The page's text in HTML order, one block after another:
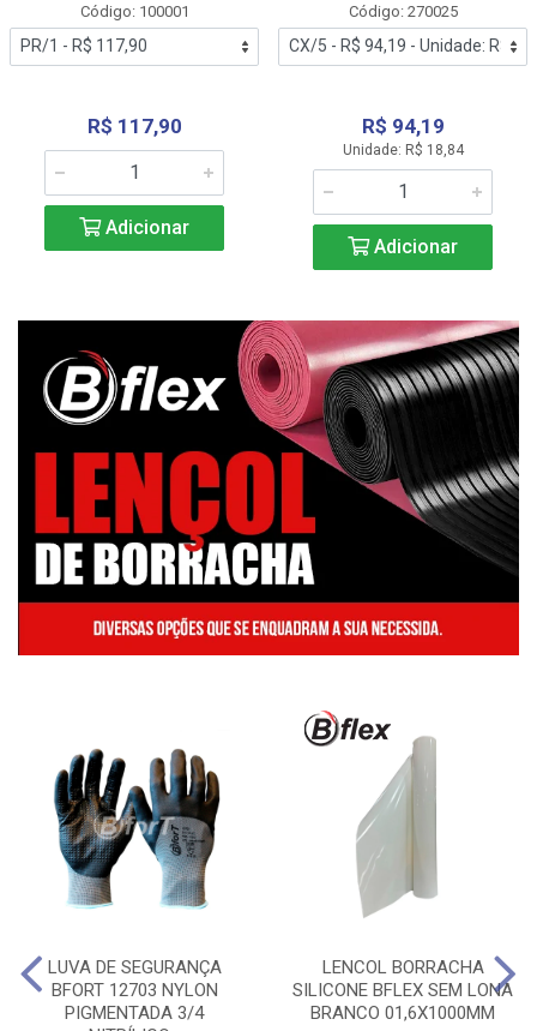
Código: 100001
R$ 117,90
Adicionar
Código: 270025
R$ 94,19
Unidade: R$ 18,84
Adicionar
LUVA DE SEGURANÇA
BFORT 12703 NYLON
PIGMENTADA 3/4
LENCOL BORRACHA
SILICONE BFLEX SEM LONA
BRANCO 01,6X1000MM